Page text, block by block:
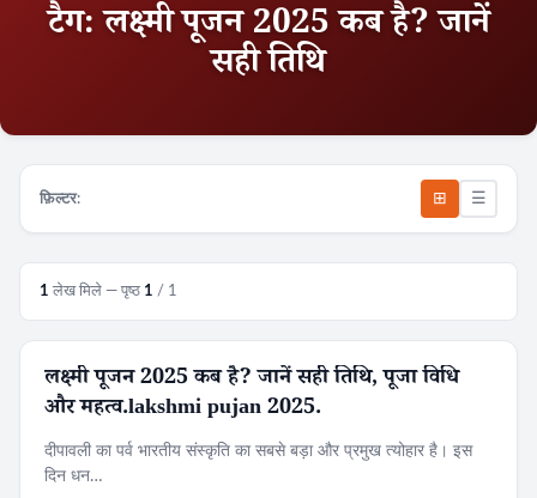
टैग:लक्ष्मी पूजन 2025 कब है? जानें
सही तिथि
फ़िल्टर: ⊞ ☰
1 लेख मिले — पृष्ठ 1 / 1
त्यौहार
लक्ष्मी पूजन 2025 कब है? जानें सही तिथि, पूजा विधि
और महत्व.lakshmi pujan 2025.
दीपावली का पर्व भारतीय संस्कृति का सबसे बड़ा और प्रमुख त्योहार है। इस
दिन धन…